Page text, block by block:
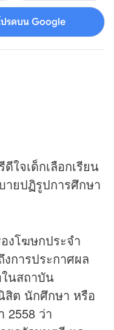
ปรดบน Google
ใจเด็กเลือกเรียน
ายปฏิรูปการศึกษา
งโฆษกประจำ
การประกาศผล
นสถาบัน
สิต นักศึกษา หรือ
2558 ว่า